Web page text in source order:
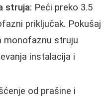
struja: Peći preko 3.5
priključak. Pokušaj
monofaznu struju
instalacija i
od prašine i